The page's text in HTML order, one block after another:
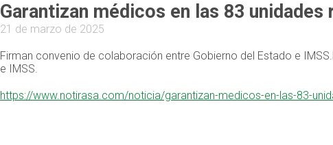
Garantizan médicos en las 83 unidades
21 de marzo de 2025
Firman convenio de colaboración entre Gobierno del Estado e
e IMSS.
https://www.notirasa.com/noticia/garantizan-medicos-en-las-83-